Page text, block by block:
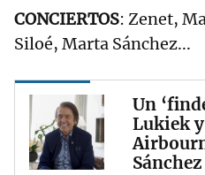
CONCIERTOS: Zenet,
Siloé, Marta Sánchez...
Un
Lukiek
Sánchez